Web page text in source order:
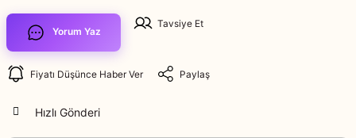
Yorum Yaz
Tavsiye Et
Fiyatı Düşünce Haber Ver Paylaş
Hızlı Gönderi